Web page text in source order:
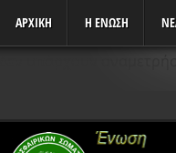
ΑΡΧΙΚΗ Η ΕΝΩΣΗ